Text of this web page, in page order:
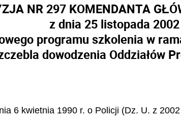
NR 297 KOMENDANTA
z dnia 25 listopada
programu szkolenia w
dowodzenia Oddziałów
6 kwietnia 1990 r. o Policji (Dz. U. z